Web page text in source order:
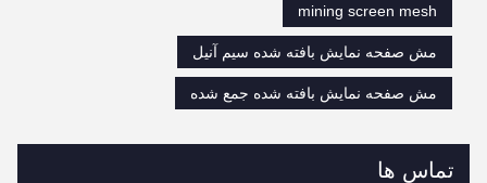
mining screen mesh
مش صفحه نمایش بافته شده سیم آنیل
مش صفحه نمایش بافته شده جمع شده
تماس ها